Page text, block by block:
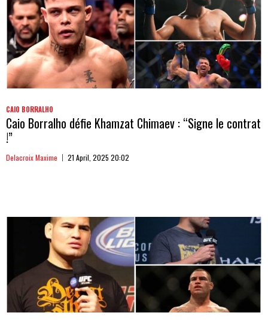
CAIO BORRALHO
Caio Borralho défie Khamzat Chimaev : “Signe le contrat
!”
Delacroix Maxime 21 April, 2025 20:02